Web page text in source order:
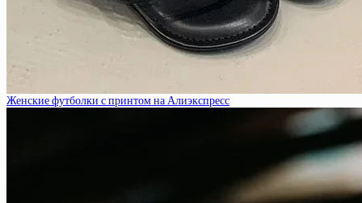
Женские футболки с принтом на Алиэкспресс